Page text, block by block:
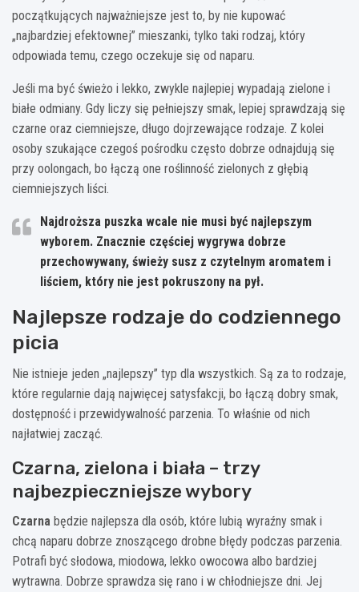
początkujących najważniejsze jest to, by nie kupować
„najbardziej efektownej” mieszanki, tylko taki rodzaj, który
odpowiada temu, czego oczekuje się od naparu.
Jeśli ma być świeżo i lekko, zwykle najlepiej wypadają zielone i
białe odmiany. Gdy liczy się pełniejszy smak, lepiej sprawdzają się
czarne oraz ciemniejsze, długo dojrzewające rodzaje. Z kolei
osoby szukające czegoś pośrodku często dobrze odnajdują się
przy oolongach, bo łączą one roślinność zielonych z głębią
ciemniejszych liści.
Najdroższa puszka wcale nie musi być najlepszym
wyborem. Znacznie częściej wygrywa dobrze
przechowywany, świeży susz z czytelnym aromatem i
liściem, który nie jest pokruszony na pył.
Najlepsze rodzaje do codziennego
picia
Nie istnieje jeden „najlepszy” typ dla wszystkich. Są za to rodzaje,
które regularnie dają najwięcej satysfakcji, bo łączą dobry smak,
dostępność i przewidywalność parzenia. To właśnie od nich
najłatwiej zacząć.
Czarna, zielona i biała – trzy
najbezpieczniejsze wybory
Czarna będzie najlepsza dla osób, które lubią wyraźny smak i
chcą naparu dobrze znoszącego drobne błędy podczas parzenia.
Potrafi być słodowa, miodowa, lekko owocowa albo bardziej
wytrawna. Dobrze sprawdza się rano i w chłodniejsze dni. Jej